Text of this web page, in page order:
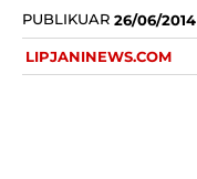
PUBLIKUAR 26/06/2014
LIPJANINEWS.COM